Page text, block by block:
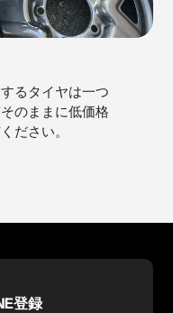
るタイヤは一つ
のままに低価格
ださい。
登録